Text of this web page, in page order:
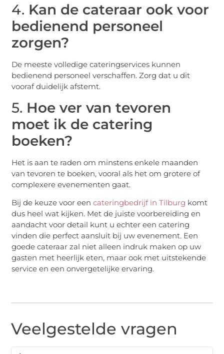
4. Kan de cateraar ook voor
bedienend personeel
zorgen?
De meeste volledige cateringservices kunnen
bedienend personeel verschaffen. Zorg dat u dit
vooraf duidelijk afstemt.
5. Hoe ver van tevoren
moet ik de catering
boeken?
Het is aan te raden om minstens enkele maanden
van tevoren te boeken, vooral als het om grotere of
complexere evenementen gaat.
Bij de keuze voor eencateringbedrijf in Tilburg komt
dus heel wat kijken. Met de juiste voorbereiding en
aandacht voor detail kunt u echter een catering
vinden die perfect aansluit bij uw evenement. Een
goede cateraar zal niet alleen indruk maken op uw
gasten met heerlijk eten, maar ook met uitstekende
service en een onvergetelijke ervaring.
Veelgestelde vragen